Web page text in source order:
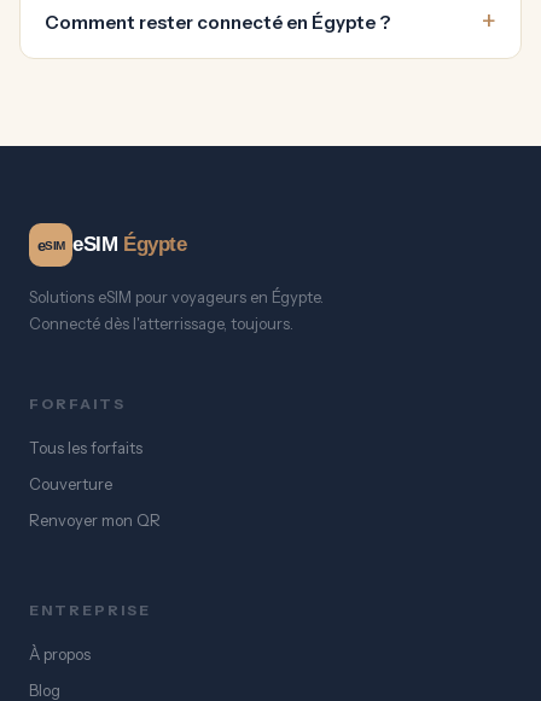
Comment rester connecté en Égypte ?
eSIM eSIM Égypte
Solutions eSIM pour voyageurs en Égypte.
Connecté dès l'atterrissage, toujours.
FORFAITS
Tous les forfaits
Couverture
Renvoyer mon QR
ENTREPRISE
À propos
Blog